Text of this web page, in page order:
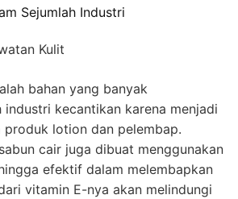
Sejumlah Industri
Kulit
bahan yang banyak
kecantikan karena menjadi
produk lotion dan pelembap.
cair juga dibuat menggunakan
efektif dalam melembapkan
vitamin E-nya akan melindungi